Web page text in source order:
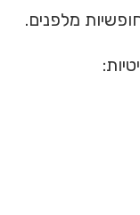
מלפנים.